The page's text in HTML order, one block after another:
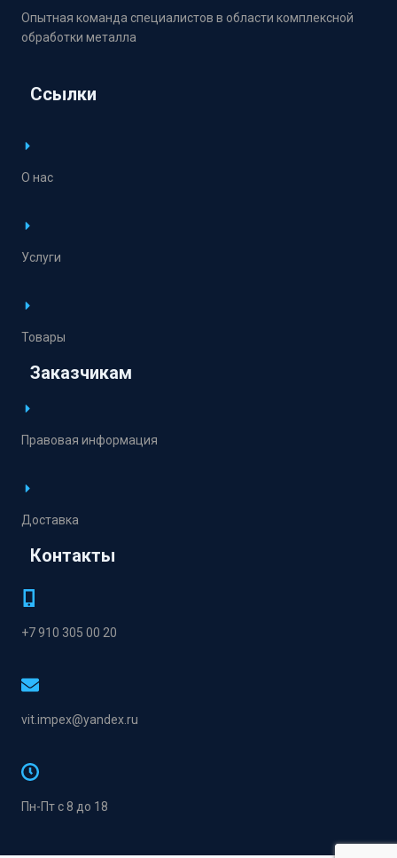
Опытная команда специалистов в области комплексной
обработки металла
Ссылки
О нас
Услуги
Товары
Заказчикам
Правовая информация
Доставка
Контакты
+7 910 305 00 20
vit.impex@yandex.ru
Пн-Пт с 8 до 18